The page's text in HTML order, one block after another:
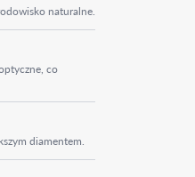
naturalne.
co
diamentem.